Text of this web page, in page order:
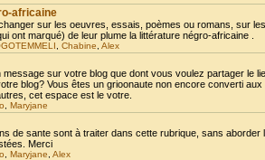
africaine
sur les oeuvres, essais, poèmes ou romans, sur
ont marqué) de leur plume la littérature négro-africaine .
Chabine Alex
message sur votre blog que dont vous voulez partager le
blog? Vous êtes un grioonaute non encore converti
cet espace est le votre.
Maryjane
de sante sont à traiter dans cette rubrique, sans
Merci
Maryjane Alex